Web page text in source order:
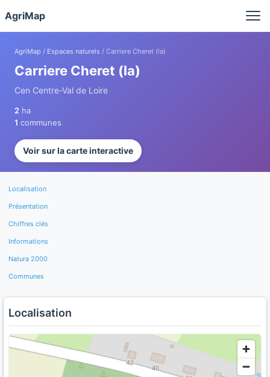
AgriMap
AgriMap / Espaces naturels / Carriere Cheret (la)
Carriere Cheret (la)
Cen Centre-Val de Loire
2 ha
1 communes
Voir sur la carte interactive
Localisation
Présentation
Chiffres clés
Informations
Natura 2000
Communes
Localisation